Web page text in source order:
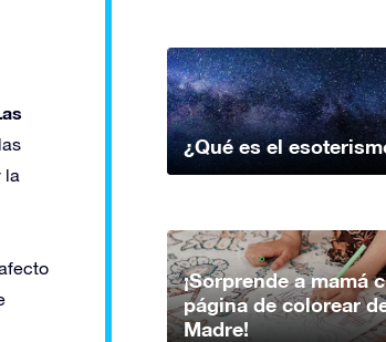
la
¿Qué es el
¡Sorprende a mamá
página de colorear
Madre!